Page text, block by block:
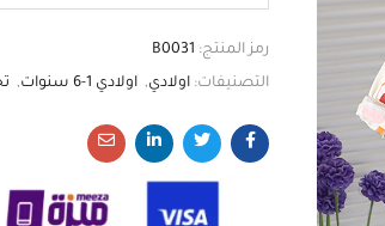
رمز المنتج: B0031
التصنيفات: اولادي, اولادي 1-6 سنوات ,